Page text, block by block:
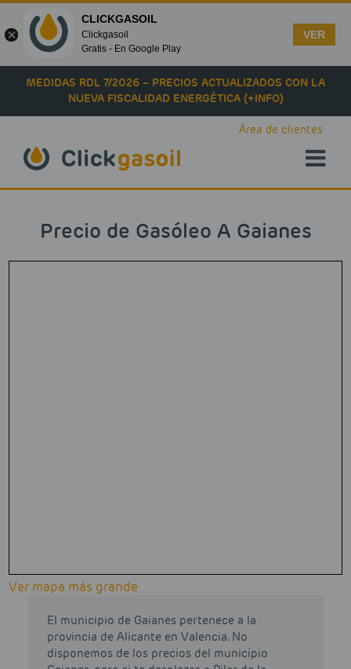
Skip to main content
MEDIDAS RDL 7/2026 – PRECIOS ACTUALIZADOS CON LA
NUEVA FISCALIDAD ENERGÉTICA (+INFO)
Área de clientes
Precio de Gasóleo A Gaianes
Ver mapa más grande
El municipio de Gaianes pertenece a la
provincia de Alicante en Valencia. No
disponemos de los precios del municipio
CLICKGASOIL
Clickgasoil
Gratis - En Google Play
VER